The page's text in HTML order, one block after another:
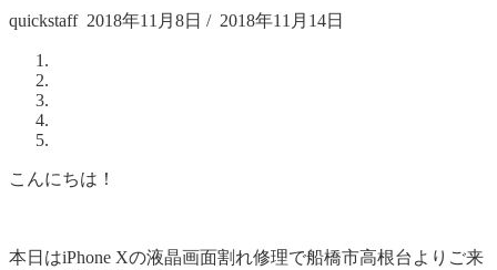
quickstaff 2018年11月8日 / 2018年11月14日
こんにちは！
本日はiPhone Xの液晶画面割れ修理で船橋市高根台よりご来